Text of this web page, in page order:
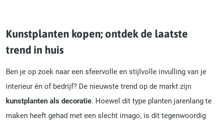
Kunstplanten kopen; ontdek de laatste
trend in huis
Ben je op zoek naar een sfeervolle en stijlvolle invulling van je
interieur én of bedrijf? De nieuwste trend op de markt zijn
kunstplanten als decoratie. Hoewel dit type planten jarenlang te
maken heeft gehad met een slecht imago, is dit tegenwoordig